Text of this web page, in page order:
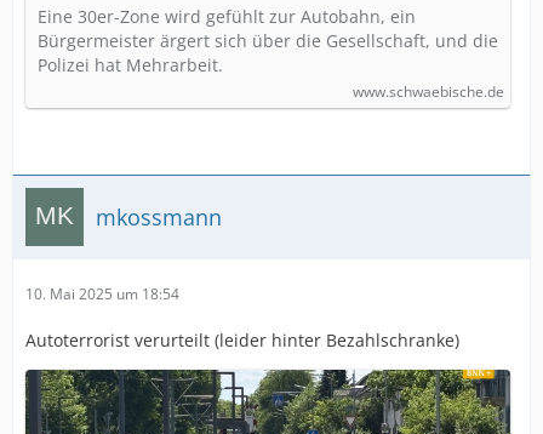
Eine 30er-Zone wird gefühlt zur Autobahn, ein
Bürgermeister ärgert sich über die Gesellschaft, und die
Polizei hat Mehrarbeit.
www.schwaebische.de
mkossmann
10. Mai 2025 um 18:54
Autoterrorist verurteilt (leider hinter Bezahlschranke)